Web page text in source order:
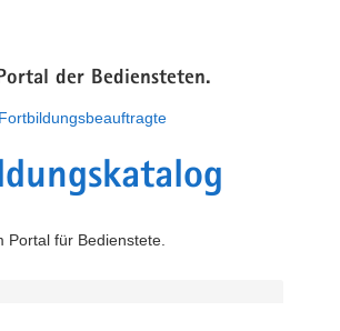
der Bediensteten.
Portal für Bedienstete.